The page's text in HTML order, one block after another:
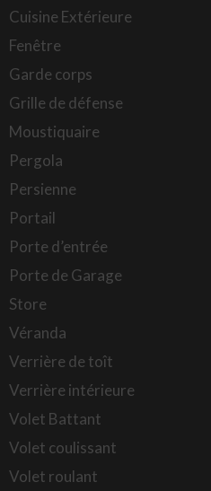
Cuisine Extérieure
Fenêtre
Garde corps
Grille de défense
Moustiquaire
Pergola
Persienne
Portail
Porte d’entrée
Porte de Garage
Store
Véranda
Verrière de toît
Verrière intérieure
Volet Battant
Volet coulissant
Volet roulant